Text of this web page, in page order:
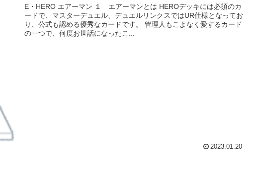
E・HERO エアーマン １ エアーマンとは HEROデッキには必須のカ
ードで、マスターデュエル、デュエルリンクスではUR仕様となってお
り、公式も認める優秀なカードです。 管理人もこよなく愛するカード
の一つで、何度お世話になったこ...
2023.01.20